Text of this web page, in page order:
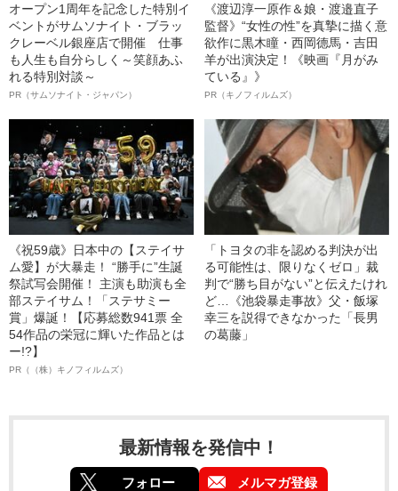
オープン1周年を記念した特別イ
ベントがサムソナイト・ブラッ
クレーベル銀座店で開催 仕事
も人生も自分らしく～笑顔あふ
れる特別対談～
PR（サムソナイト・ジャパン）
《渡辺淳一原作＆娘・渡邉直子
監督》“女性の性”を真摯に描く意
欲作に黒木瞳・西岡德馬・吉田
羊が出演決定！《映画『月がみ
ている』》
PR（キノフィルムズ）
《祝59歳》日本中の【ステイサ
ム愛】が大暴走！ “勝手に”生誕
祭試写会開催！ 主演も助演も全
部ステイサム！「ステサミー
賞」爆誕！【応募総数941票 全
54作品の栄冠に輝いた作品とは
ー!?】
PR（（株）キノフィルムズ）
「トヨタの非を認める判決が出
る可能性は、限りなくゼロ」裁
判で“勝ち目がない”と伝えたけれ
ど…《池袋暴走事故》父・飯塚
幸三を説得できなかった「長男
の葛藤」
最新情報を発信中！
フォロー メルマガ登録